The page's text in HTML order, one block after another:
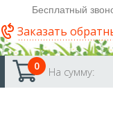
Бесплатный
Заказать
0 На сумму: